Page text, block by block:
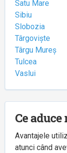
Satu Mare
Sibiu
Slobozia
Târgoviște
Târgu Mureș
Tulcea
Vaslui
Ce
Avantajele
atunci când